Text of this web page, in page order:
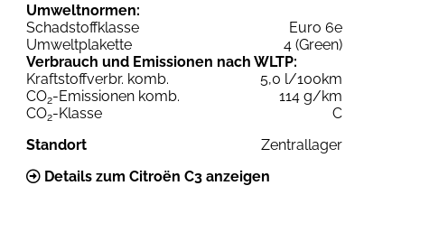
Umweltnormen:
Schadstoffklasse
Euro 6e
Umweltplakette
4 (Green)
Verbrauch und Emissionen nach WLTP:
Kraftstoffverbr. komb.
5,0 l/100km
CO2-Emissionen komb.
114 g/km
CO2-Klasse
C
Standort
Zentrallager
Details zum Citroën C3 anzeigen